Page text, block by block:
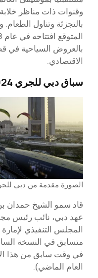
وقنوات ذات مناظر
بالتجزئة وتناول
بالعروض السياحية في
الاقتصادي.
سباق دبي للجري 2024 يحطم الرقم القياسي
الصورة مقدمة من دبي
قاد سمو الشيخ حمدان
عهد دبي، نائب رئيس
العام الماضي).